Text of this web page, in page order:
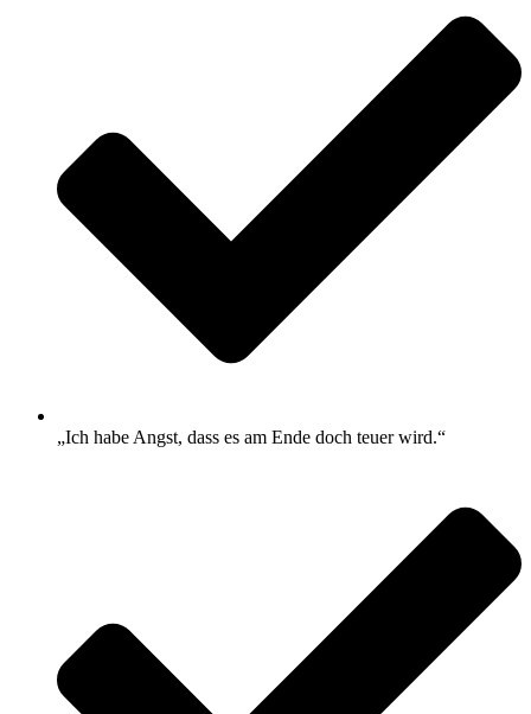
„Ich habe Angst, dass es am Ende doch teuer wird.“